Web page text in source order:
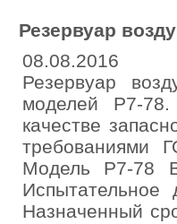
Резервуар
08.08.2016
Резервуар
моделей Р7-
качестве
требованиями
Модель Р7-78
Назначенный